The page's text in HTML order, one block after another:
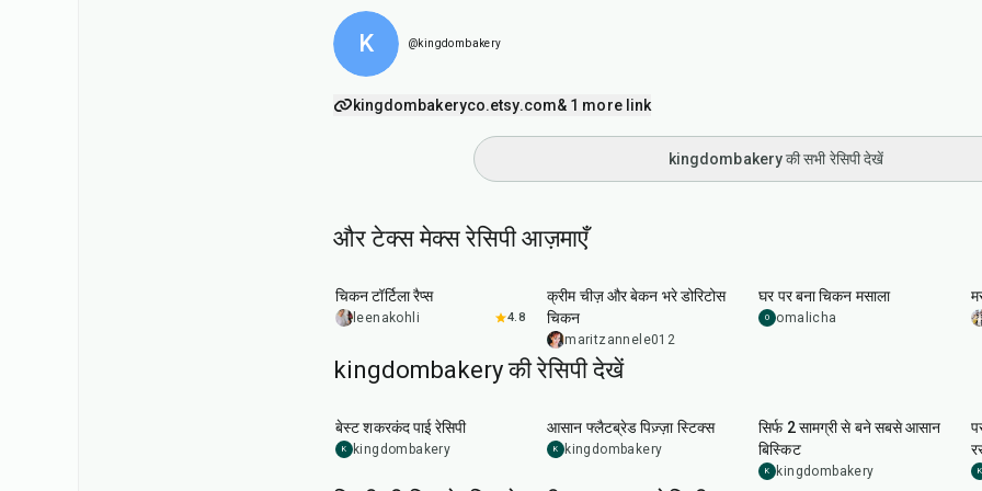
K @kingdombakery
kingdombakeryco.etsy.com& 1 more link
kingdombakery की सभी रेसिपी देखें
और टेक्स मेक्स रेसिपी आज़माएँ
चिकन टॉर्टिला रैप्स
leenakohli 4.8
क्रीम चीज़ और बेकन भरे डोरिटोस
चिकन
maritzannele012
घर पर बना चिकन मसाला
O omalicha
kingdombakery की रेसिपी देखें
बेस्ट शकरकंद पाई रेसिपी
K kingdombakery
आसान फ्लैटब्रेड पिज़्ज़ा स्टिक्स
K kingdombakery
सिर्फ 2 सामग्री से बने सबसे आसान
बिस्किट
K kingdombakery K